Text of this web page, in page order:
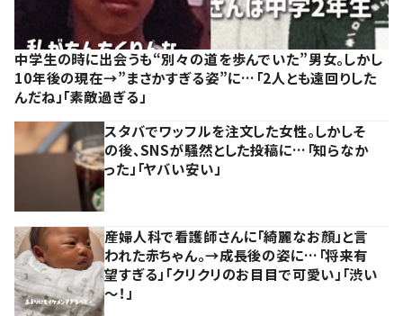
中学生の時に出会うも“別々の道を歩んでいた”男女。しかし
10年後の現在→”まさかすぎる姿”に…「2人とも遠回りした
んだね」「素敵過ぎる」
スタバでワッフルを注文した女性。しかしそ
の後、SNSが騒然とした投稿に…「知らなか
った」「ヤバい安い」
産婦人科で看護師さんに「綺麗なお顔」と言
われた赤ちゃん。→成長後の姿に…「将来有
望すぎる」「クリクリのお目目で可愛い」「渋い
～！」